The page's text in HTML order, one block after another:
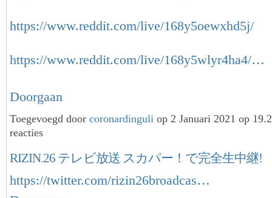
https://www.reddit.com/live/168y5oewxhd5j/
https://www.reddit.com/live/168y5wlyr4ha4/…
Doorgaan
Toegevoegd door coronardinguli op 2 Januari 2021 op
reacties
RIZIN.26 テレビ放送 スカパー！で完全生中継!
https://twitter.com/rizin26broadcas…